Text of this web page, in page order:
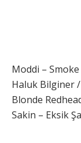
Moddi – Smoke
Haluk Bilginer
Blonde
Sakin – Eksik